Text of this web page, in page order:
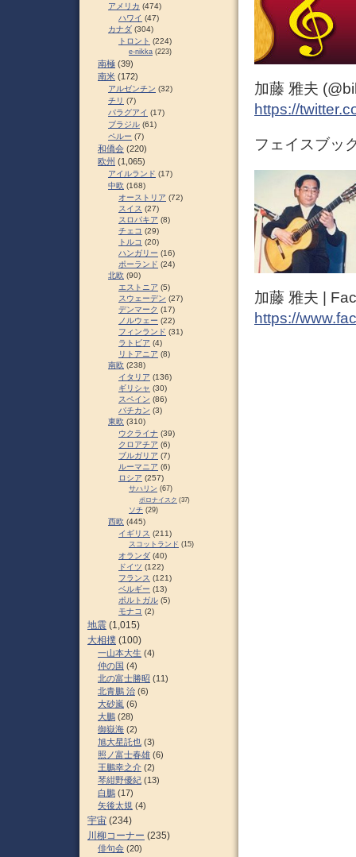
加藤 雅夫
https://
フェイスブッ
加藤 雅夫 |
https://
アメリカ (474)
ハワイ (47)
カナダ (304)
トロント (224)
e-nikka (223)
南極 (39)
南米 (172)
アルゼンチン (32)
チリ (7)
パラグアイ (17)
ブラジル (61)
ペルー (7)
和僑会 (220)
欧州 (1,065)
アイルランド (17)
中欧 (168)
オーストリア (72)
スイス (27)
スロパキア (8)
チェコ (29)
トルコ (20)
ハンガリー (16)
ポーランド (24)
北欧 (90)
エストニア (5)
スウェーデン (27)
デンマーク (17)
ノルウェー (22)
フィンランド (31)
ラトビア (4)
リトアニア (8)
南欧 (238)
イタリア (136)
ギリシャ (30)
スペイン (86)
バチカン (3)
東欧 (310)
ウクライナ (39)
クロアチア (6)
ブルガリア (7)
ルーマニア (6)
ロシア (257)
サハリン (67)
ポロナイスク (37)
ソチ (29)
西欧 (445)
イギリス (211)
スコットランド (15)
オランダ (40)
ドイツ (122)
フランス (121)
ベルギー (13)
ポルトガル (5)
モナコ (2)
地震 (1,015)
大相撲 (100)
一山本大生 (4)
仲の国 (4)
北の富士勝昭 (11)
北青鵬 治 (6)
大砂嵐 (6)
大鵬 (28)
御嶽海 (2)
旭大星託也 (3)
照ノ富士春雄 (6)
王鵬幸之介 (2)
琴紺野優紀 (13)
白鵬 (17)
矢後太規 (4)
宇宙 (234)
川柳コーナー (235)
俳句会 (20)